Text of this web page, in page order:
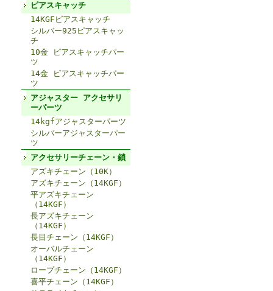
ピアスキャッチ
14KGFピアスキャッチ
シルバー925ピアスキャッ
チ
10金 ピアスキャッチパー
ツ
14金 ピアスキャッチパー
ツ
アジャスター アクセサリ
ーパーツ
14kgfアジャスターパーツ
シルバーアジャスターパー
ツ
アクセサリーチェーン・鎖
アズキチェーン（10K）
アズキチェーン（14KGF）
平アズキチェーン
（14KGF）
長アズキチェーン
（14KGF）
長目チェーン（14KGF）
オーバルチェーン
（14KGF）
ロープチェーン（14KGF）
喜平チェーン（14KGF）